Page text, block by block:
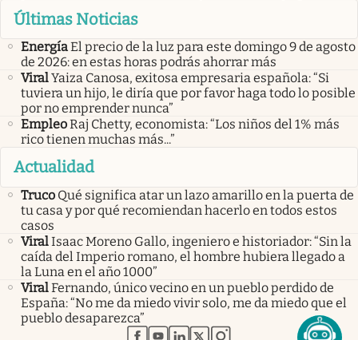
Últimas Noticias
EnergíaEl precio de la luz para este domingo 9 de agosto
de 2026: en estas horas podrás ahorrar más
ViralYaiza Canosa, exitosa empresaria española: “Si
tuviera un hijo, le diría que por favor haga todo lo posible
por no emprender nunca”
EmpleoRaj Chetty, economista: “Los niños del 1% más
rico tienen muchas más...”
Actualidad
Truco Qué significa atar un lazo amarillo en la puerta de
tu casa y por qué recomiendan hacerlo en todos estos
casos
ViralIsaac Moreno Gallo, ingeniero e historiador: “Sin la
caída del Imperio romano, el hombre hubiera llegado a
la Luna en el año 1000”
ViralFernando, único vecino en un pueblo perdido de
España: “No me da miedo vivir solo, me da miedo que el
pueblo desaparezca”
abre en nueva pestaña
abre en nueva pestaña
abre en nueva pestaña
abre en nueva pestaña
abre en nueva pestaña